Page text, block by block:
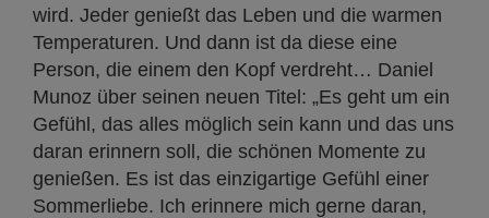
wird. Jeder genießt das Leben und die warmen
Temperaturen. Und dann ist da diese eine
Person, die einem den Kopf verdreht… Daniel
Munoz über seinen neuen Titel: „Es geht um ein
Gefühl, das alles möglich sein kann und das uns
daran erinnern soll, die schönen Momente zu
genießen. Es ist das einzigartige Gefühl einer
Sommerliebe. Ich erinnere mich gerne daran,